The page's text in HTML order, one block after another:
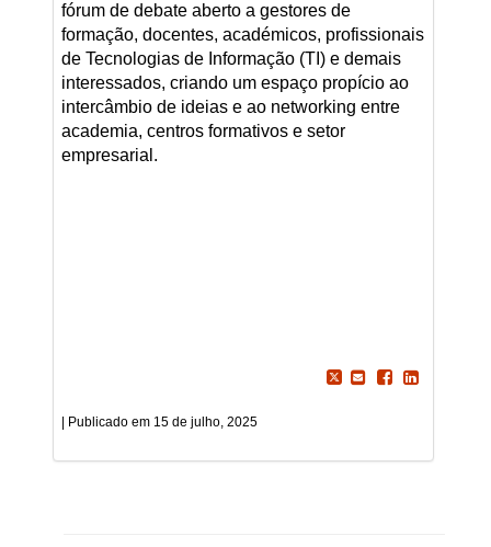
fórum de debate aberto a gestores de
formação, docentes, académicos, profissionais
de Tecnologias de Informação (TI) e demais
interessados, criando um espaço propício ao
intercâmbio de ideias e ao networking entre
academia, centros formativos e setor
empresarial.
15 de julho, 2025